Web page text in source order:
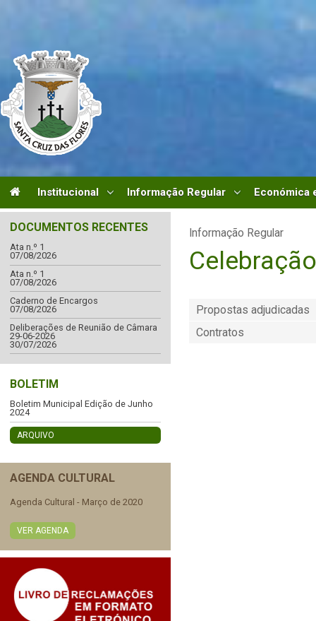
Institucional Informação Regular Económica
DOCUMENTOS RECENTES
Ata n.º 1
07/08/2026
Ata n.º 1
07/08/2026
Caderno de Encargos
07/08/2026
Deliberações de Reunião de Câmara
29-06-2026
30/07/2026
BOLETIM
Boletim Municipal Edição de Junho
2024
ARQUIVO
AGENDA CULTURAL
Agenda Cultural - Março de 2020
VER AGENDA
Informação Regular
Propostas adjudicadas
Contratos